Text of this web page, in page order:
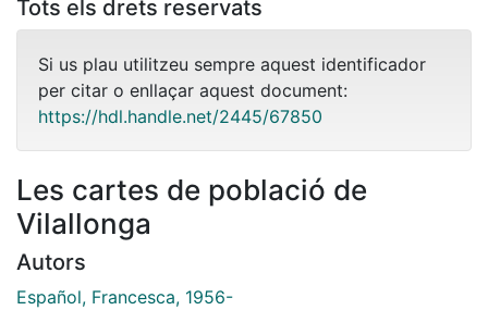
Tots els drets reservats
Si us plau utilitzeu sempre aquest identificador
per citar o enllaçar aquest document:
https://hdl.handle.net/2445/67850
Les cartes de població de
Vilallonga
Autors
Español, Francesca, 1956-